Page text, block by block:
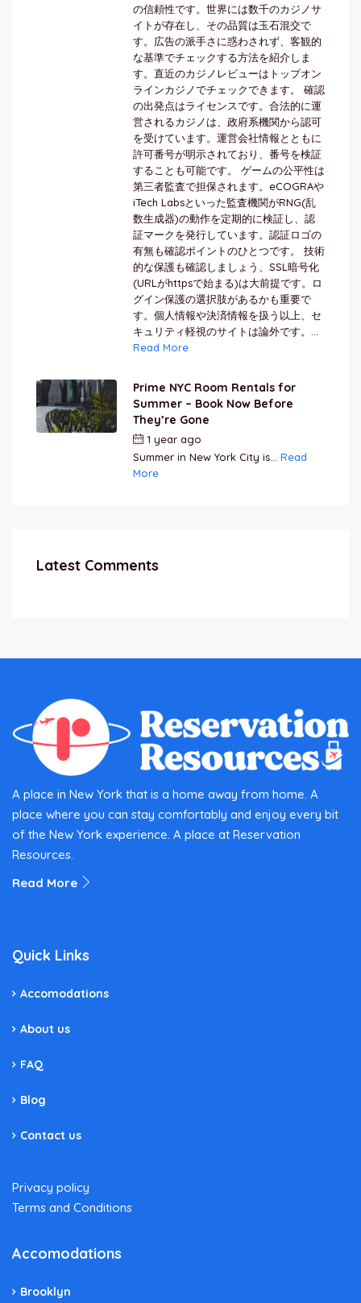
の信頼性です。世界には数千のカジノサ
イトが存在し、その品質は玉石混交で
す。広告の派手さに惑わされず、客観的
な基準でチェックする方法を紹介しま
す。直近のカジノレビューはトップオン
ラインカジノでチェックできます。 確認
の出発点はライセンスです。合法的に運
営されるカジノは、政府系機関から認可
を受けています。運営会社情報とともに
許可番号が明示されており、番号を検証
することも可能です。 ゲームの公平性は
第三者監査で担保されます。eCOGRAや
iTech Labsといった監査機関がRNG(乱
数生成器)の動作を定期的に検証し、認
証マークを発行しています。認証ロゴの
有無も確認ポイントのひとつです。 技術
的な保護も確認しましょう、SSL暗号化
(URLがhttpsで始まる)は大前提です。ロ
グイン保護の選択肢があるかも重要で
す。個人情報や決済情報を扱う以上、セ
キュリティ軽視のサイトは論外です。...
Read More
Prime NYC Room Rentals for
Summer – Book Now Before
They’re Gone
1 year ago
Summer in New York City is... Read
More
Latest Comments
A place in New York that is a home away from home. A
place where you can stay comfortably and enjoy every bit
of the New York experience. A place at Reservation
Resources.
Read More
Quick Links
Accomodations
About us
FAQ
Blog
Contact us
Privacy policy
Terms and Conditions
Accomodations
Brooklyn